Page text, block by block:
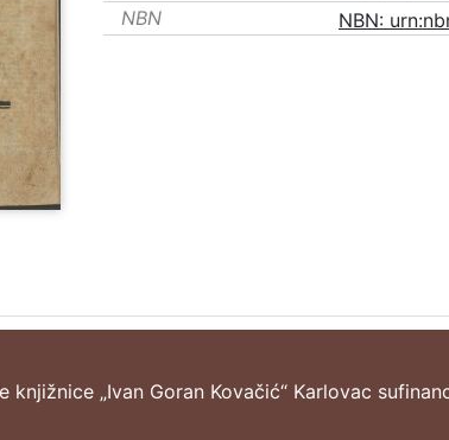
NBN
NBN:
„Ivan Goran Kovačić“ Karlovac